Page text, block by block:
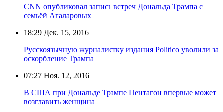
CNN опубликовал запись встреч Дональда Трампа с
семьёй Агаларовых
18:29 Дек. 15, 2016
Русскоязычную журналистку издания Politico уволили за
оскорбление Трампа
07:27 Ноя. 12, 2016
В США при Дональде Трампе Пентагон впервые может
возглавить женщина